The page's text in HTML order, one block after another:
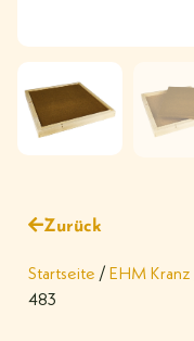
Zurück
Startseite / EHM Kranz
483